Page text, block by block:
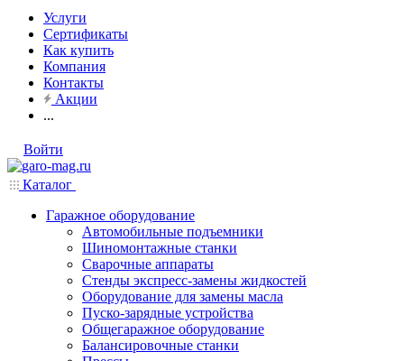
Услуги
Сертификаты
Как купить
Компания
Контакты
Акции
...
Войти
Каталог
Гаражное оборудование
Автомобильные подъемники
Шиномонтажные станки
Сварочные аппараты
Стенды экспресс-замены жидкостей
Оборудование для замены масла
Пуско-зарядные устройства
Общегаражное оборудование
Балансировочные станки